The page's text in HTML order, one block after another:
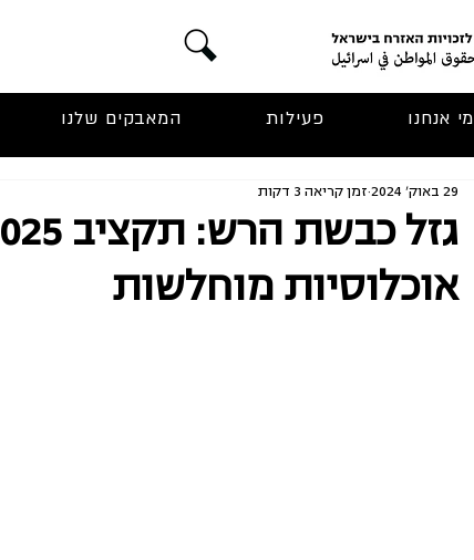
מי אנחנו פעילות המאבקים שלנו
אוכלוסיות מוחלשות
29 באוק׳ 2024 זמן קריאה 3 דקות